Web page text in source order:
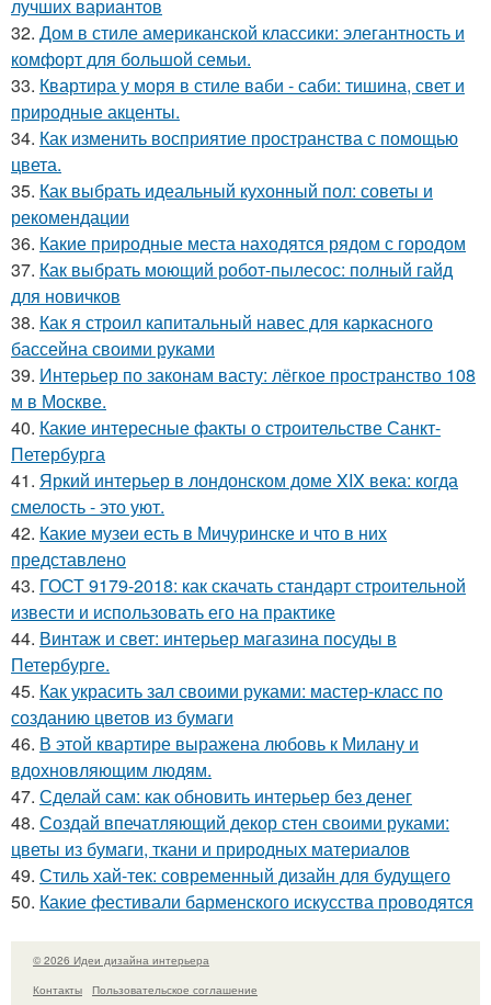
лучших вариантов
32. Дом в стиле американской классики: элегантность и
комфорт для большой семьи.
33. Квартира у моря в стиле ваби - саби: тишина, свет и
природные акценты.
34. Как изменить восприятие пространства с помощью
цвета.
35. Как выбрать идеальный кухонный пол: советы и
рекомендации
36. Какие природные места находятся рядом с городом
37. Как выбрать моющий робот-пылесос: полный гайд
для новичков
38. Как я строил капитальный навес для каркасного
бассейна своими руками
39. Интерьер по законам васту: лёгкое пространство 108
м в Москве.
40. Какие интересные факты о строительстве Санкт-
Петербурга
41. Яркий интерьер в лондонском доме XIX века: когда
смелость - это уют.
42. Какие музеи есть в Мичуринске и что в них
представлено
43. ГОСТ 9179-2018: как скачать стандарт строительной
извести и использовать его на практике
44. Винтаж и свет: интерьер магазина посуды в
Петербурге.
45. Как украсить зал своими руками: мастер-класс по
созданию цветов из бумаги
46. В этой квартире выражена любовь к Милану и
вдохновляющим людям.
47. Сделай сам: как обновить интерьер без денег
48. Создай впечатляющий декор стен своими руками:
цветы из бумаги, ткани и природных материалов
49. Стиль хай-тек: современный дизайн для будущего
50. Какие фестивали барменского искусства проводятся
© 2026 Идеи дизайна интерьера
Контакты
Пользовательское соглашение